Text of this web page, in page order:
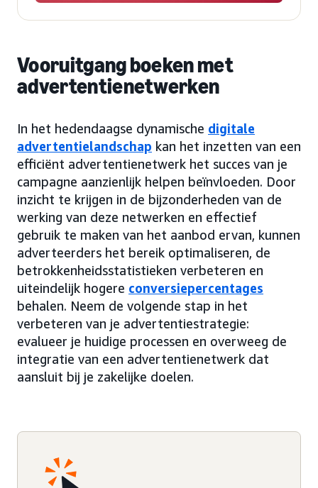
Vooruitgang boeken met
advertentienetwerken
In het hedendaagse dynamische digitale
advertentielandschap kan het inzetten van een
efficiënt advertentienetwerk het succes van je
campagne aanzienlijk helpen beïnvloeden. Door
inzicht te krijgen in de bijzonderheden van de
werking van deze netwerken en effectief
gebruik te maken van het aanbod ervan, kunnen
adverteerders het bereik optimaliseren, de
betrokkenheidsstatistieken verbeteren en
uiteindelijk hogere conversiepercentages
behalen. Neem de volgende stap in het
verbeteren van je advertentiestrategie:
evalueer je huidige processen en overweeg de
integratie van een advertentienetwerk dat
aansluit bij je zakelijke doelen.